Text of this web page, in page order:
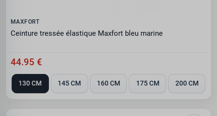
MAXFORT
Ceinture tressée élastique Maxfort bleu marine
44.95 €
130 CM 145 CM 160 CM 175 CM 200 CM